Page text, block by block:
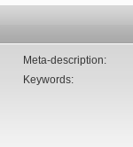
Meta-description:
Keywords: